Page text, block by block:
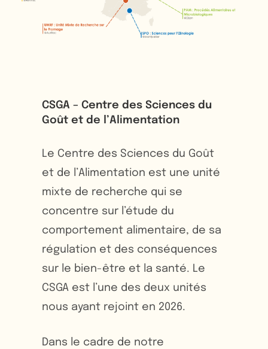
CSGA – Centre des Sciences du
Goût et de l’Alimentation
Le Centre des Sciences du Goût
et de l’Alimentation est une unité
mixte de recherche qui se
concentre sur l’étude du
comportement alimentaire, de sa
régulation et des conséquences
sur le bien-être et la santé. Le
CSGA est l’une des deux unités
nous ayant rejoint en 2026.
Dans le cadre de notre